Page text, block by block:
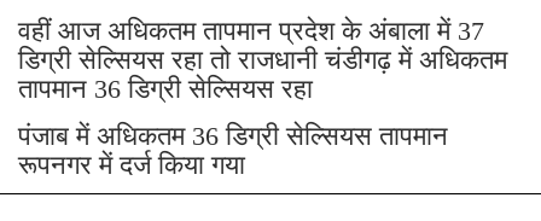
वहीं आज अधिकतम तापमान प्रदेश के अंबाला में 37
डिग्री सेल्सियस रहा तो राजधानी चंडीगढ़ में अधिकतम
तापमान 36 डिग्री सेल्सियस रहा
पंजाब में अधिकतम 36 डिग्री सेल्सियस तापमान
रूपनगर में दर्ज किया गया